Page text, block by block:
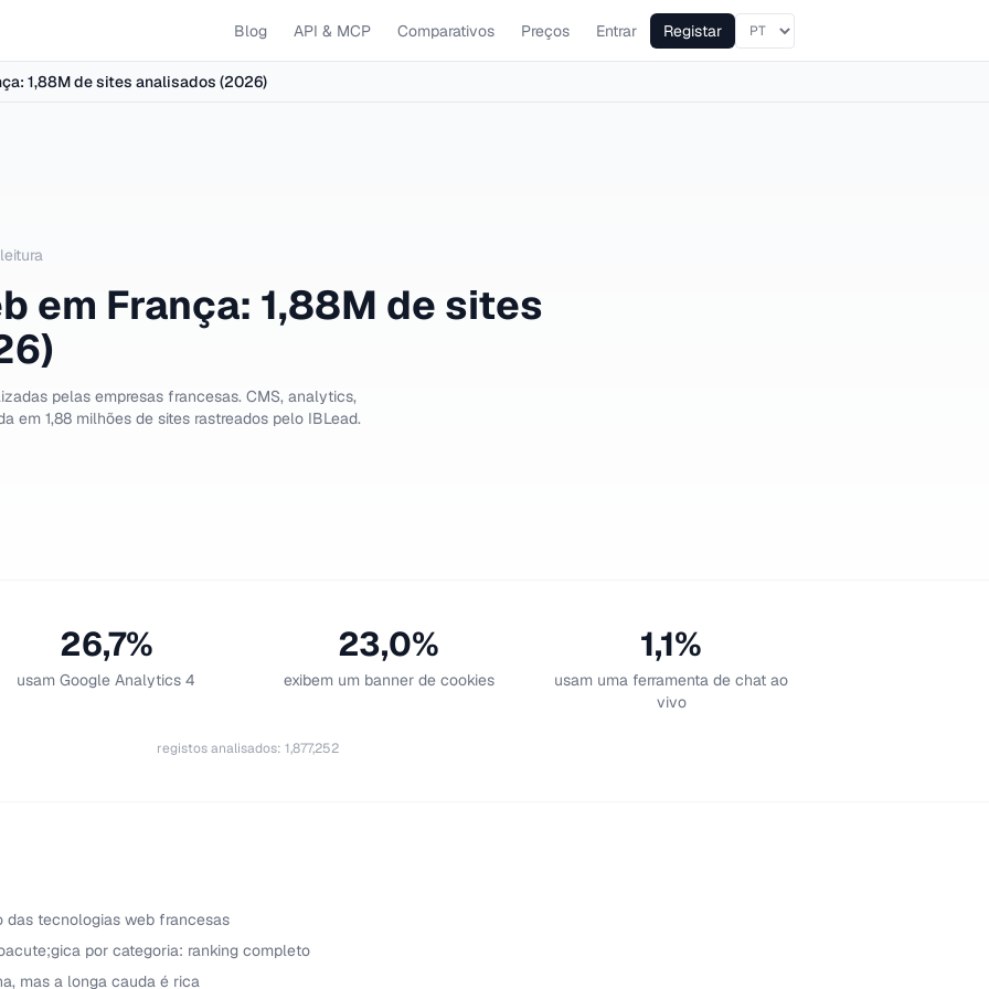
Blog API & MCP Comparativos Preços Entrar Registar
1,88M de sites analisados (2026)
em França: 1,88M de sites
pelas empresas francesas. CMS, analytics,
em 1,88 milhões de sites rastreados pelo IBLead.
26,7%
usam Google Analytics 4
23,0%
exibem um banner de cookies
1,1%
usam uma ferramenta de chat ao
vivo
registos analisados: 1,877,252
das tecnologias web francesas
por categoria: ranking completo
mas a longa cauda é rica